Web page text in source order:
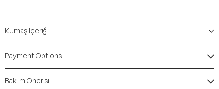
Kumaş İçeriği
Payment Options
Bakım Önerisi